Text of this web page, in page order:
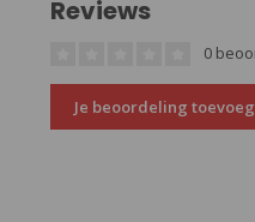
Reviews
0
Je beoordeling